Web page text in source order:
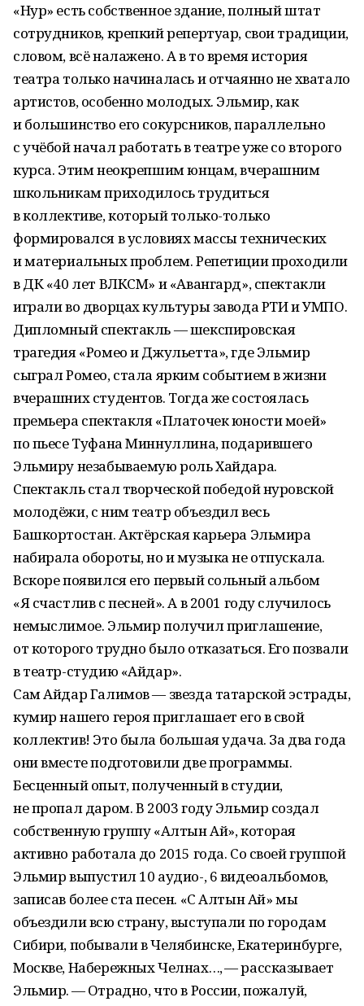
«Нур» есть собственное здание, полный штат
сотрудников, крепкий репертуар, свои традиции,
словом, всё налажено. А в то время история
театра только начиналась и отчаянно не хватало
артистов, особенно молодых. Эльмир, как
и большинство его сокурсников, параллельно
с учёбой начал работать в театре уже со второго
курса. Этим неокрепшим юнцам, вчерашним
школьникам приходилось трудиться
в коллективе, который только-только
формировался в условиях массы технических
и материальных проблем. Репетиции проходили
в ДК «40 лет ВЛКСМ» и «Авангард», спектакли
играли во дворцах культуры завода РТИ и УМПО.
Дипломный спектакль — шекспировская
трагедия «Ромео и Джульетта», где Эльмир
сыграл Ромео, стала ярким событием в жизни
вчерашних студентов. Тогда же состоялась
премьера спектакля «Платочек юности моей»
по пьесе Туфана Миннуллина, подарившего
Эльмиру незабываемую роль Хайдара.
Спектакль стал творческой победой нуровской
молодёжи, с ним театр объездил весь
Башкортостан. Актёрская карьера Эльмира
набирала обороты, но и музыка не отпускала.
Вскоре появился его первый сольный альбом
«Я счастлив с песней». А в 2001 году случилось
немыслимое. Эльмир получил приглашение,
от которого трудно было отказаться. Его позвали
в театр-студию «Айдар».
Сам Айдар Галимов — звезда татарской эстрады,
кумир нашего героя приглашает его в свой
коллектив! Это была большая удача. За два года
они вместе подготовили две программы.
Бесценный опыт, полученный в студии,
не пропал даром. В 2003 году Эльмир создал
собственную группу «Алтын Ай», которая
активно работала до 2015 года. Со своей группой
Эльмир выпустил 10 аудио-, 6 видеоальбомов,
записав более ста песен. «С Алтын Ай» мы
объездили всю страну, выступали по городам
Сибири, побывали в Челябинске, Екатеринбурге,
Москве, Набережных Челнах…, — рассказывает
Эльмир. — Отрадно, что в России, пожалуй,